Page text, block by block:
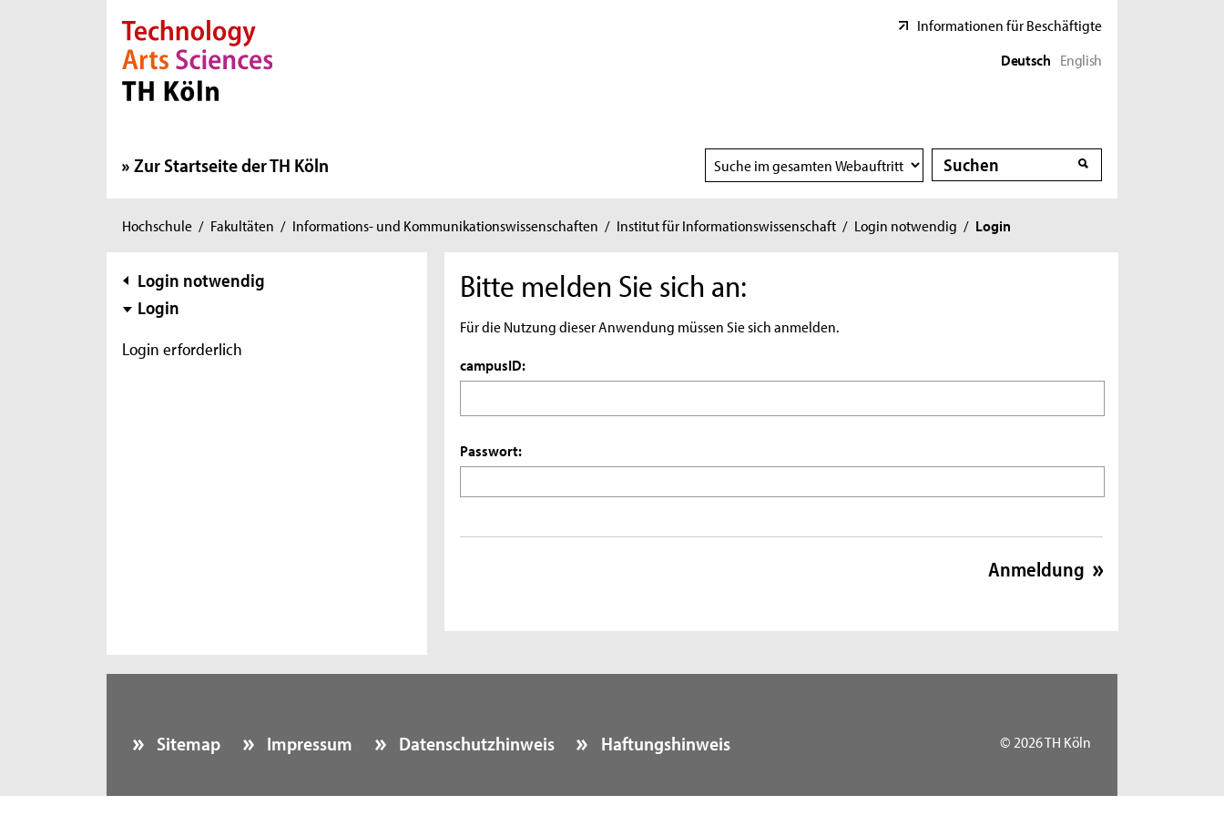
Direkt zur Hauptnavigation
Direkt zur Subnavigation
Direkt zum Inhalt
Direkt zum Fußbereich
Informationen für Beschäftigte
Deutsch English
Zur Startseite der TH Köln
Suchbereich
wählen
Suche
Suche
Sie
hier:
Hochschule / Fakultäten / Informations- und Kommunikationswissenschaften / Institut für Informationswissenschaft / Login notwendig / Login
Subnavigation
Login notwendig
Login
Login erforderlich
Bitte melden Sie sich an:
Für die Nutzung dieser Anwendung müssen Sie sich anmelden.
campusID:
Passwort:
Sitemap Impressum Datenschutzhinweis Haftungshinweis © 2026 TH Köln